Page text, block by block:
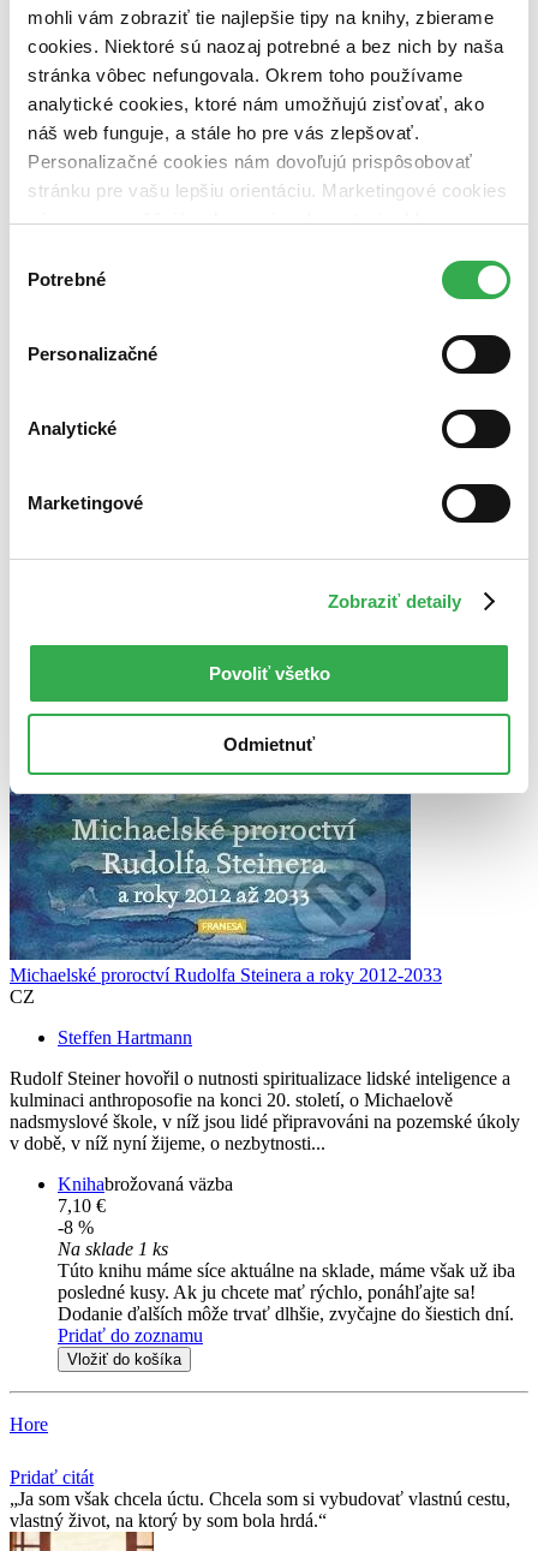
mohli vám zobraziť tie najlepšie tipy na knihy, zbierame
cookies. Niektoré sú naozaj potrebné a bez nich by naša
stránka vôbec nefungovala. Okrem toho používame
analytické cookies, ktoré nám umožňujú zisťovať, ako
náš web funguje, a stále ho pre vás zlepšovať.
Personalizačné cookies nám dovoľujú prispôsobovať
stránku pre vašu lepšiu orientáciu. Marketingové cookies
nám zas umožňujú zobrazenie relevantnej reklamy.
nám pomohlo, keby sme mohli používať všetky tieto
súhlasu
Potrebné
Personalizačné
Analytické
Marketingové
Zobraziť detaily
Povoliť všetko
Odmietnuť
Väzba
brožovaná väzba (1 titul) brožovaná väzba
Zúžiť výber
Zoradiť
Novinky
Najvyššia zľava
Michaelské proroctví Rudolfa Steinera a roky 2012-2033
CZ
Steffen Hartmann
Rudolf Steiner hovořil o nutnosti spiritualizace lidské inteligence a
kulminaci anthroposofie na konci 20. století, o Michaelově
nadsmyslové škole, v níž jsou lidé připravováni na pozemské úkoly
v době, v níž nyní žijeme, o nezbytnosti...
Knihabrožovaná väzba
7,10 €
-8 %
Na sklade 1 ks
Túto knihu máme síce aktuálne na sklade, máme však už iba
posledné kusy. Ak ju chcete mať rýchlo, ponáhľajte sa!
Dodanie ďalších môže trvať dlhšie, zvyčajne do šiestich dní.
Pridať do zoznamu
Vložiť do košíka
Hore
Pridať citát
Ja som však chcela úctu. Chcela som si vybudovať vlastnú cestu,
vlastný život, na ktorý by som bola hrdá.